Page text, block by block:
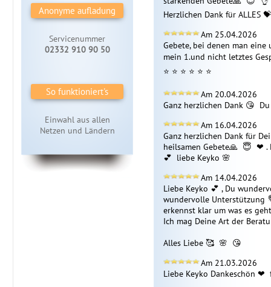
Anonyme aufladung
Servicenummer
02332 910 90 50
So funktioniert's
Einwahl aus allen
Netzen und Ländern
Herzlichen Dank für ALLES
Am 25.04.2026
Gebete, bei denen man
mein 1.und nicht letztes
️⭐ ️⭐ ️⭐ ️⭐ ️⭐ ️⭐ ️
Am 20.04.2026
Ganz herzlichen Dank 😘
Am 16.04.2026
Ganz herzlichen Dank für
heilsamen Gebete🙏  😇  ❤
💕  liebe Keyko 🌸
Am 14.04.2026
Liebe Keyko 💕 , Du
wundervolle Unterstützung
erkennst klar um was es
Ich mag Deine Art der
Alles Liebe 🥰  🌸  😘
Am 21.03.2026
Liebe Keyko Dankeschön